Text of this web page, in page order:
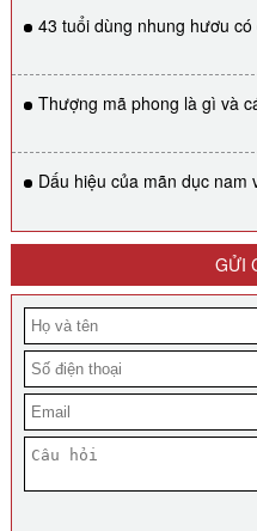
43 tuổi dùng nhung hươu
Thượng mã phong là gì và
Dấu hiệu của mãn dục nam
GỬI